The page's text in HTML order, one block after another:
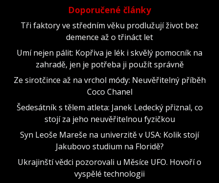
Doporučené články
Tři faktory ve středním věku prodlužují život bez
demence až o třináct let
Umí nejen pálit: Kopřiva je lék i skvělý pomocník na
zahradě, jen je potřeba ji použít správně
Ze sirotčince až na vrchol módy: Neuvěřitelný příběh
Coco Chanel
Šedesátník s tělem atleta: Janek Ledecký přiznal, co
stojí za jeho neuvěřitelnou fyzičkou
Syn Leoše Mareše na univerzitě v USA: Kolik stojí
Jakubovo studium na Floridě?
Ukrajinští vědci pozorovali u Měsíce UFO. Hovoří o
vyspělé technologii